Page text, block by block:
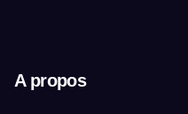
A propos